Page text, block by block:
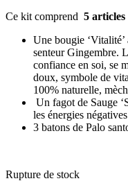
Ce kit comprend 5 articles
Une bougie
senteur Gingembre.
confiance en soi, se
doux, symbole de
100% naturelle,
Un fagot de Sauge
les énergies négatives
3 batons de Palo
Rupture de stock